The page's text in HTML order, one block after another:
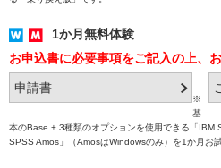
1か月無料体験
お申込書に必要事項をご記入の上、
※
基
本のBase + 3種類のオプションを使用できる「
SPSS Amos」（AmosはWindowsのみ）を1か月お